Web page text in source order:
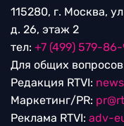
115280, г. Москва,
д. 26, этаж 2
тел: +7 (499) 579-
Для общих
Редакция RTVI:
Маркетинг/PR:
Реклама RTVI: adv-